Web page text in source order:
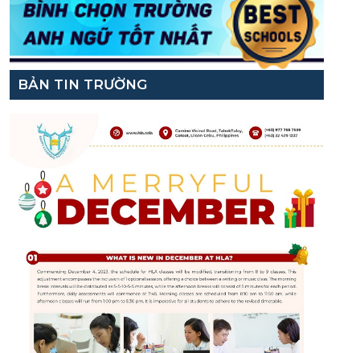
BẢN TIN TRƯỜNG